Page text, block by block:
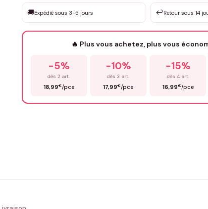
Que souhaitez-vous ?
🚚Expédié sous 3-5 jours ↩️Retour sous 14
🔥 Plus vous achetez, plus vous
-5%
dès 2 art.
18,99€/pce
-10%
dès 3 art.
17,99€/pce
-15%
dès 4 art.
16,99€/pce